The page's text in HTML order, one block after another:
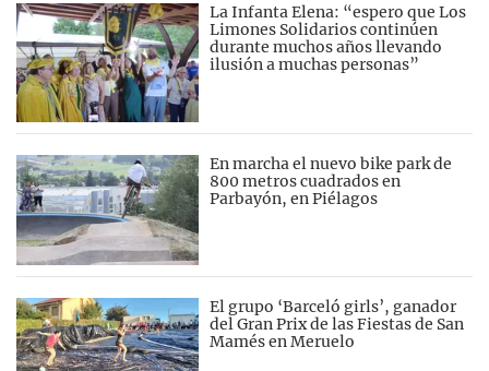
La Infanta Elena: “espero que Los
Limones Solidarios continúen
durante muchos años llevando
ilusión a muchas personas”
En marcha el nuevo bike park de
800 metros cuadrados en
Parbayón, en Piélagos
El grupo ‘Barceló girls’, ganador
del Gran Prix de las Fiestas de San
Mamés en Meruelo